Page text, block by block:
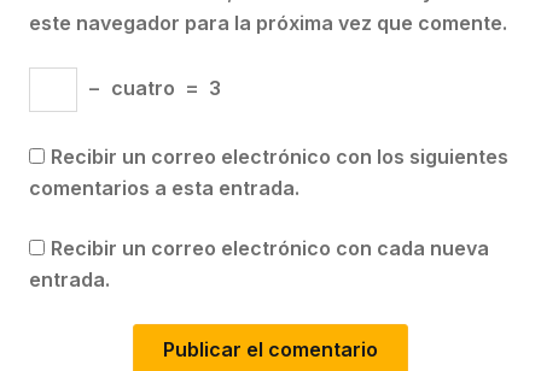
este navegador para la próxima vez que comente.
− cuatro = 3
Recibir un correo electrónico con los siguientes
comentarios a esta entrada.
Recibir un correo electrónico con cada nueva
entrada.